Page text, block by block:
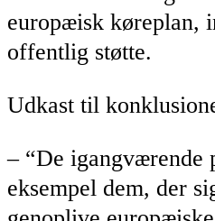
europæisk køreplan,
offentlig støtte.
Udkast til
– “De igangværende
eksempel dem, der